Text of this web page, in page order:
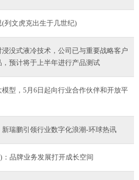
列文虎克出生于几世纪)
没式液冷技术，公司已与重要战略客户
预计将于上半年进行产品测试
型，5月6日起向行业合作伙伴和开放平
瑞鹏引领行业数字化浪潮-环球热讯
：品牌业务发展打开成长空间